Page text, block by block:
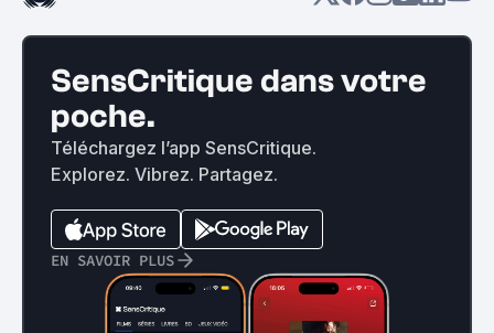
SensCritique dans votre
poche.
Téléchargez l’app SensCritique.
Explorez. Vibrez. Partagez.
EN SAVOIR PLUS